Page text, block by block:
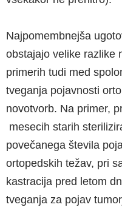
Najpomembnejša
obstajajo velike razlike
primerih tudi med
tveganja pojavnosti
novotvorb. Na primer,
mesecih starih
povečanega števila
ortopedskih težav, pri
kastracija pred letom
tveganja za pojav